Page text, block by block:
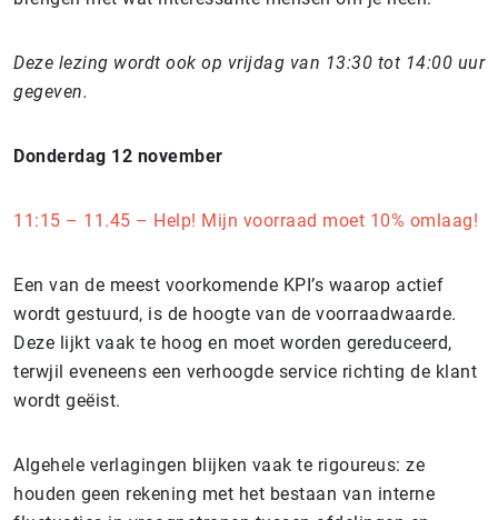
Deze lezing wordt ook op vrijdag van 13:30 tot 14:00 uur
gegeven.
Donderdag 12 november
11:15 – 11.45 – Help! Mijn voorraad moet 10% omlaag!
Een van de meest voorkomende KPI’s waarop actief
wordt gestuurd, is de hoogte van de voorraadwaarde.
Deze lijkt vaak te hoog en moet worden gereduceerd,
terwjil eveneens een verhoogde service richting de klant
wordt geëist.
Algehele verlagingen blijken vaak te rigoureus: ze
houden geen rekening met het bestaan van interne